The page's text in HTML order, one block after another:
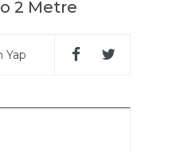
2 Metre
Yap